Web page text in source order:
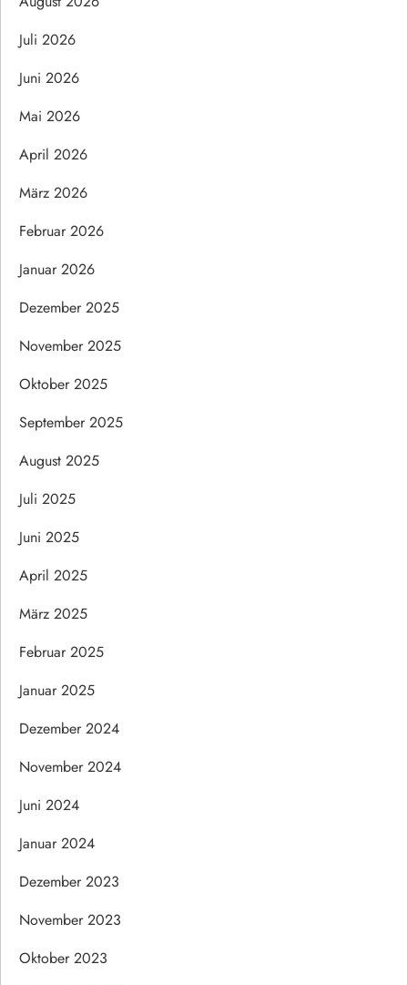
Juli 2026
Juni 2026
Mai 2026
April 2026
März 2026
Februar 2026
Januar 2026
Dezember 2025
November 2025
Oktober 2025
September 2025
August 2025
Juli 2025
Juni 2025
April 2025
März 2025
Februar 2025
Januar 2025
Dezember 2024
November 2024
Juni 2024
Januar 2024
Dezember 2023
November 2023
Oktober 2023